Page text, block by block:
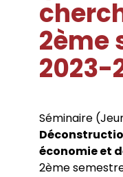
Directions de
Groupe de
foucaldiennes
Jeune recherche
Projets
Doctorants
Jeunes
Anciens
Conférences
Chercheurs
Doctorants et
Soutenances
Soutenances de
Interventions
Ouvrages
Dossiers et
Revue Cahiers
Revues et
Thèses
Votre Espace
Calendrier
Calendrier de la
Guide WikiP8
Guide du
Bibliothèques
2ème
2023-
Séminaire
économie et
2ème